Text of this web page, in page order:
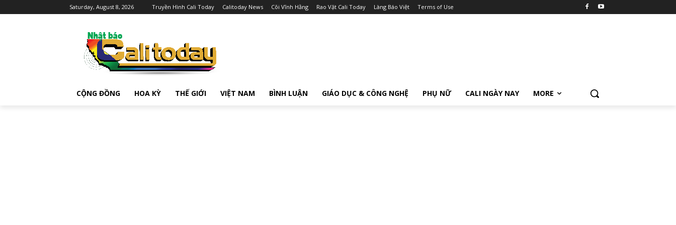
Saturday, August 8, 2026 Truyền Hình Cali Today Calitoday News Cõi Vĩnh Hằng Rao Vặt Cali Today Làng Báo Việt Terms of Use
CỘNG ĐỒNG HOA KỲ THẾ GIỚI VIỆT NAM BÌNH LUẬN GIÁO DỤC & CÔNG NGHỆ PHỤ NỮ CALI NGÀY NAY MORE